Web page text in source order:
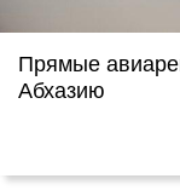
Прямые
Абхазию